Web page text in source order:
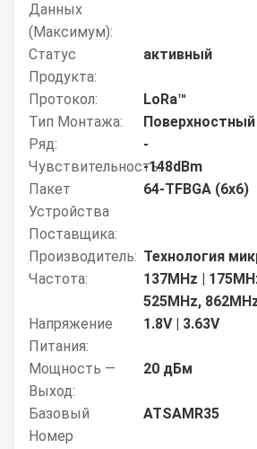
Данных
(максимум):
Статус
Продукта:
активный
Протокол:
LoRa™
Тип Монтажа:
Ряд:
-
Чувствительность:-148dBm
Пакет
Устройства
Поставщика:
64-TFBGA (6x6)
Производитель: Технология
Частота:
137MHz |
525MHz,
Напряжение
Питания:
1.8V | 3.63V
Мощность —
Выход:
20 дБм
Базовый
Номер
ATSAMR35